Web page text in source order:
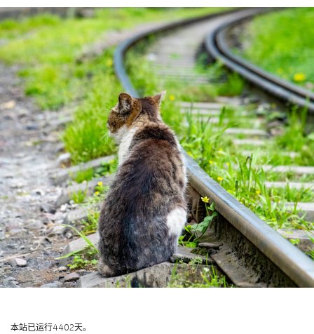
本站已运行4402天。